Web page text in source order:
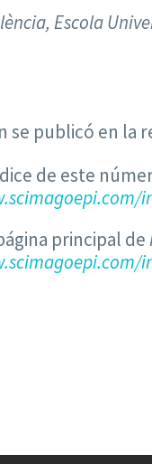
Escola
se publicó en la
de este
principal de